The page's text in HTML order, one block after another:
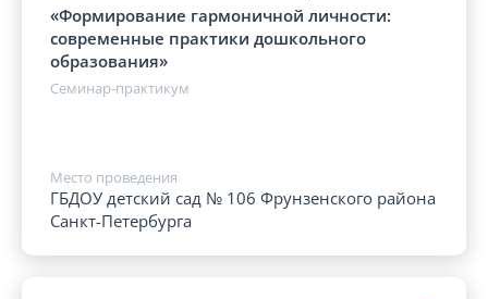
«Формирование гармоничной личности:
современные практики дошкольного
образования»
Семинар-практикум
Место проведения
ГБДОУ детский сад № 106 Фрунзенского района
Санкт-Петербурга